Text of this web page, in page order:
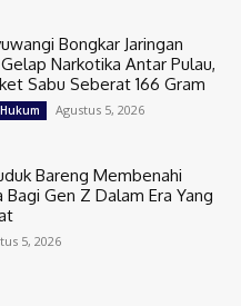
Bongkar Jaringan
Narkotika Antar Pulau,
Sabu Seberat 166 Gram
Agustus 5, 2026
Bareng Membenahi
Bagi Gen Z Dalam Era Yang
5, 2026